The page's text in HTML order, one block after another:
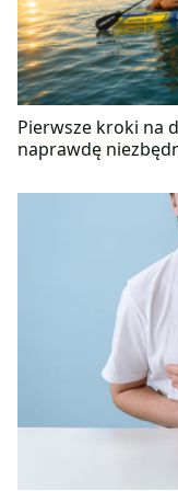
podejście.</p>
Pierwsze kroki na
naprawdę